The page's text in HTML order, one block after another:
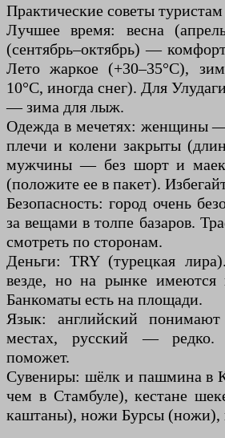
Практические советы туристам
Лучшее время: весна
(сентябрь–октябрь) —
Лето жаркое (+30–35°С),
10°С, иногда снег). Для
— зима для лыж.
Одежда в мечетях: женщины —
плечи и колени закрыты
мужчины — без шорт и
(положите ее в пакет).
Безопасность: город очень
за вещами в толпе базаров.
смотреть по сторонам.
Деньги: TRY (турецкая
везде, но на рынке имеются
Банкоматы есть на площади.
Язык: английский понимают
местах, русский — редко.
поможет.
Сувениры: шёлк и пашмина в
чем в Стамбуле), кестане
каштаны), ножи Бурсы (ножи),